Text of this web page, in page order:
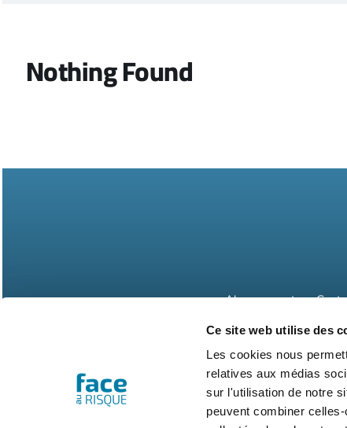
Ce site web utilise des
Les cookies nous
relatives aux médias
sur l'utilisation de notre
peuvent combiner
Nothing Found
Abonnements